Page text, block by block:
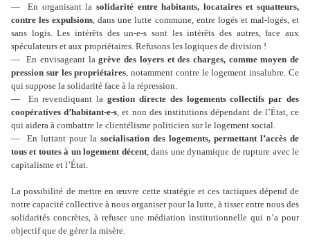
— En organisant la solidarité entre habitants, locataires et squatteurs,
contre les expulsions, dans une lutte commune, entre logés et mal-logés, et
sans logis. Les intérêts des un-e-s sont les intérêts des autres, face aux
spéculateurs et aux propriétaires. Refusons les logiques de division !
— En envisageant lagrève des loyers et des charges, comme moyen de
pression sur les propriétaires, notamment contre le logement insalubre. Ce
qui suppose la solidarité face à la répression.
— En revendiquant lagestion directe des logements collectifs par des
coopératives d’habitant-e-s, et non des institutions dépendant de l’État, ce
qui aidera à combattre le clientélisme politicien sur le logement social.
— En luttant pour la socialisation des logements, permettant l’accès de
tous et toutes à un logement décent, dans une dynamique de rupture avec le
capitalisme et l’État.
La possibilité de mettre en œuvre cette stratégie et ces tactiques dépend de
notre capacité collective à nous organiser pour la lutte, à tisser entre nous des
solidarités concrètes, à refuser une médiation institutionnelle qui n’a pour
objectif que de gérer la misère.